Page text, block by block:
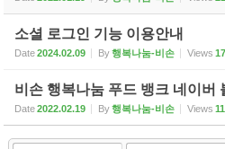
소셜 로그인 기능 이용안내
Date 2024.02.09 By 행복나눔-비손 Views
비손 행복나눔 푸드 뱅크 네이버
Date 2022.02.19 By 행복나눔-비손 Views